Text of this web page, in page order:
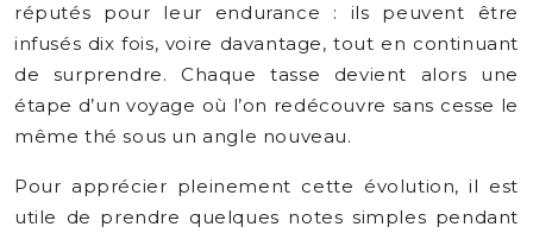
réputés pour leur endurance : ils peuvent être
infusés dix fois, voire davantage, tout en continuant
de surprendre. Chaque tasse devient alors une
étape d’un voyage où l’on redécouvre sans cesse le
même thé sous un angle nouveau.
Pour apprécier pleinement cette évolution, il est
utile de prendre quelques notes simples pendant